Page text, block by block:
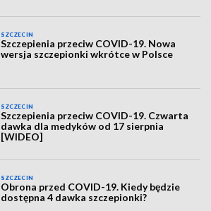
SZCZECIN
Szczepienia przeciw COVID-19. Nowa
wersja szczepionki wkrótce w Polsce
SZCZECIN
Szczepienia przeciw COVID-19. Czwarta
dawka dla medyków od 17 sierpnia
[WIDEO]
SZCZECIN
Obrona przed COVID-19. Kiedy będzie
dostępna 4 dawka szczepionki?